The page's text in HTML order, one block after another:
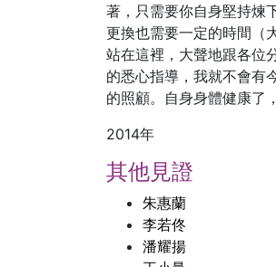
著，只需要你自身堅持煉
更換也需要一定的時間（
站在這裡，大聲地跟各位
的悉心指導，我就不會有
的照顧。自身身體健康了
2014年
其他見證
朱惠蘭
李若佟
潘耀揚